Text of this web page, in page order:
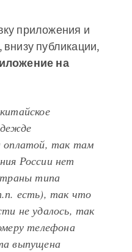
приложения и
внизу публикации,
на
оплатой, так там
России нет
типа
есть), так что
не удалось, так
телефона
выпущена